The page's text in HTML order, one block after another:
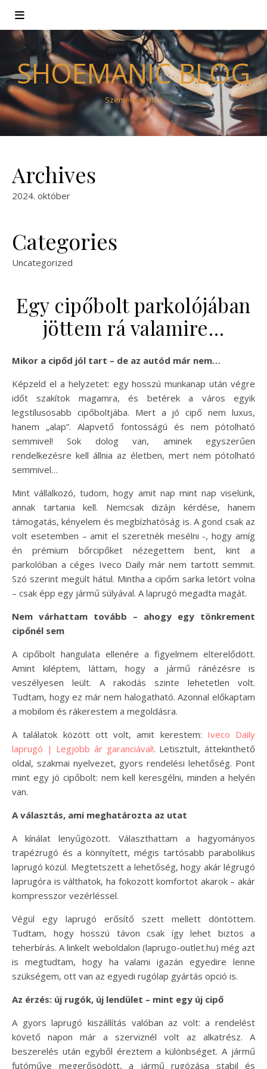
SHOEMANIC BLOG
Személyes blog
Archives
2024. október
Categories
Uncategorized
Egy cipőbolt parkolójában
jöttem rá valamire…
Mikor a cipőd jól tart – de az autód már nem…
Képzeld el a helyzetet: egy hosszú munkanap után végre
időt szakítok magamra, és betérek a város egyik
legstílusosabb cipőboltjába. Mert a jó cipő nem luxus,
hanem „alap”. Alapvető fontosságú és nem pótolható
semmivel! Sok dolog van, aminek egyszerűen
rendelkezésre kell állnia az életben, mert nem pótolható
semmivel…
Mint vállalkozó, tudom, hogy amit nap mint nap viselünk,
annak tartania kell. Nemcsak dizájn kérdése, hanem
támogatás, kényelem és megbízhatóság is. A gond csak az
volt esetemben – amit el szeretnék mesélni -, hogy amíg
én prémium bőrcipőket nézegettem bent, kint a
parkolóban a céges Iveco Daily már nem tartott semmit.
Szó szerint megült hátul. Mintha a cipőm sarka letört volna
– csak épp egy jármű súlyával. A laprugó megadta magát.
Nem várhattam tovább – ahogy egy tönkrement
cipőnél sem
A cipőbolt hangulata ellenére a figyelmem elterelődött.
Amint kiléptem, láttam, hogy a jármű ránézésre is
veszélyesen leült. A rakodás szinte lehetetlen volt.
Tudtam, hogy ez már nem halogatható. Azonnal előkaptam
a mobilom és rákerestem a megoldásra.
A találatok között ott volt, amit kerestem: Iveco Daily
laprugó | Legjobb ár garanciával!. Letisztult, áttekinthető
oldal, szakmai nyelvezet, gyors rendelési lehetőség. Pont
mint egy jó cipőbolt: nem kell keresgélni, minden a helyén
van.
A választás, ami meghatározta az utat
A kínálat lenyűgözött. Választhattam a hagyományos
trapézrugó és a könnyített, mégis tartósabb parabolikus
laprugó közül. Megtetszett a lehetőség, hogy akár légrugó
laprugóra is válthatok, ha fokozott komfortot akarok – akár
kompresszor vezérléssel.
Végül egy laprugó erősítő szett mellett döntöttem.
Tudtam, hogy hosszú távon csak így lehet biztos a
teherbírás. A linkelt weboldalon (laprugo-outlet.hu) még azt
is megtudtam, hogy ha valami igazán egyedire lenne
szükségem, ott van az egyedi rugólap gyártás opció is.
Az érzés: új rugók, új lendület – mint egy új cipő
A gyors laprugó kiszállítás valóban az volt: a rendelést
követő napon már a szerviznél volt az alkatrész. A
beszerelés után egyből éreztem a különbséget. A jármű
futóműve megerősödött, a jármű rugózása stabil és